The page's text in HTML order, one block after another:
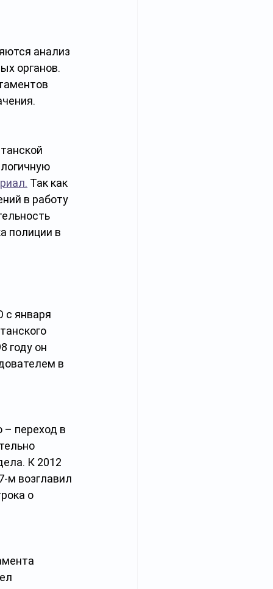
анализ
органов.
Так как
в работу
полиции в
с января
году он
в
– переход в
К 2012
м возглавил
о